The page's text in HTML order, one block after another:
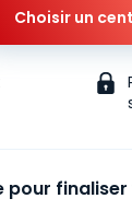
Choisir un
pour